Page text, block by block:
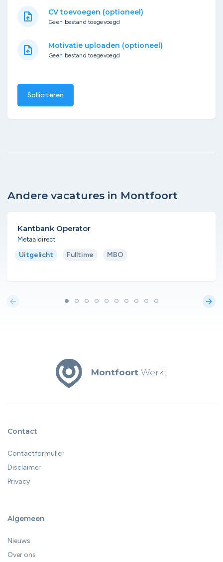
upload_file CV toevoegen (optioneel)
Geen bestand toegevoegd
upload_file Motivatie uploaden (optioneel)
Geen bestand toegevoegd
Solliciteren
Andere vacatures in Montfoort
Kantbank Operator
Metaaldirect
Uitgelicht Fulltime MBO
arrow_back arrow_forward
Montfoort Werkt
Contact
Contactformulier
Disclaimer
Privacy
Algemeen
Nieuws
Over ons